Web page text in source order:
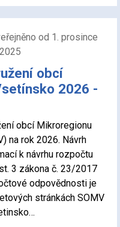
od 1. prosince
obcí
2026 -
obcí Mikroregionu
na rok 2026. Návrh
k návrhu rozpočtu
3 zákona č. 23/2017
odpovědnosti je
stránkách SOMV